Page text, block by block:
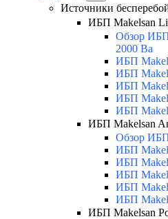
Источники
ИБП Makelsan
Обзор ИБП
2000 Вa
ИБП
ИБП
ИБП
ИБП
ИБП
ИБП Makelsan
Обзор ИБП
ИБП
ИБП
ИБП
ИБП
ИБП
ИБП Makelsan